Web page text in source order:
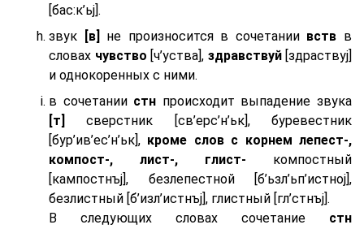
[бас:к’ьj].
звук
[в] не произносится в сочетании вств в
словах чувство [ч’уства], здравствуй[здраствуj]
и однокоренных с ними.
в сочетании стн происходит выпадение звука
[т]
сверстник [св’ерс’н’ьк], буревестник
[бур’ив’ес’н’ьк], кроме слов с корнем лепест-,
компост-, лист-, глист- компостный
[кампостнъj], безлепестной [б’ьзл’ьп’истноj],
безлистный [б’изл’истнъj], глистный [гл’стнъj].
В следующих словах сочетание стн